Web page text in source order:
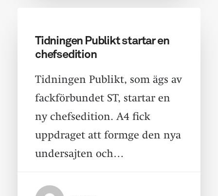
Tidningen Publikt startar en
chefsedition
Tidningen Publikt, som ägs av
fackförbundet ST, startar en
ny chefsedition. A4 fick
uppdraget att formge den nya
undersajten och…